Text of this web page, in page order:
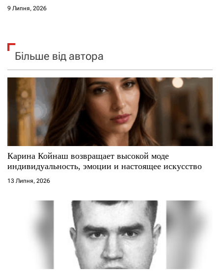
9 Липня, 2026
Більше від автора
Карина Койнаш возвращает высокой моде
индивидуальность, эмоции и настоящее искусство
13 Липня, 2026